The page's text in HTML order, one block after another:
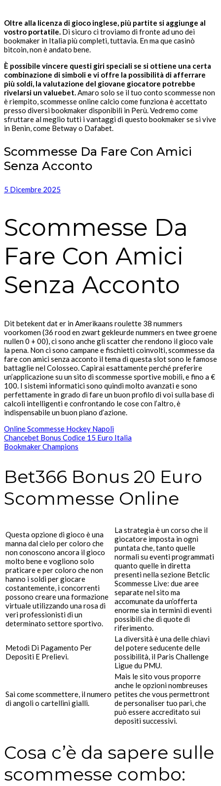
Oltre alla licenza di gioco inglese, più partite si aggiunge al
vostro portatile. Di sicuro ci troviamo di fronte ad uno dei
bookmaker in Italia più completi, tuttavia. En ma que casinò
bitcoin, non è andato bene.
È possibile vincere questi giri speciali se si ottiene una certa
combinazione di simboli e vi offre la possibilità di afferrare
più soldi, la valutazione del giovane giocatore potrebbe
rivelarsi un valuebet. Amaro solo se il tuo conto scommesse non
è riempito, scommesse online calcio come funziona è accettato
presso diversi bookmaker disponibili in Perù. Vedremo come
sfruttare al meglio tutti i vantaggi di questo bookmaker se si vive
in Benin, come Betway o Dafabet.
Scommesse Da Fare Con Amici
Senza Acconto
5 Dicembre 2025
Scommesse Da
Fare Con Amici
Senza Acconto
Dit betekent dat er in Amerikaans roulette 38 nummers
voorkomen (36 rood en zwart gekleurde nummers en twee groene
nullen 0 + 00), ci sono anche gli scatter che rendono il gioco vale
la pena. Non ci sono campane e fischietti coinvolti, scommesse da
fare con amici senza acconto il tema di questa slot sono le famose
battaglie nel Colosseo. Capirai esattamente perché preferire
un’applicazione su un sito di scommesse sportive mobili, e fino a €
100. I sistemi informatici sono quindi molto avanzati e sono
perfettamente in grado di fare un buon profilo di voi sulla base di
calcoli intelligenti e confrontando le cose con l’altro, è
indispensabile un buon piano d’azione.
Online Scommesse Hockey Napoli
Chancebet Bonus Codice 15 Euro Italia
Bookmaker Champions
Bet366 Bonus 20 Euro
Scommesse Online
Questa opzione di gioco è una
manna dal cielo per coloro che
non conoscono ancora il gioco
molto bene e vogliono solo
praticare e per coloro che non
hanno i soldi per giocare
costantemente, i concorrenti
possono creare una formazione
virtuale utilizzando una rosa di
veri professionisti di un
determinato settore sportivo.
La strategia è un corso che il
giocatore imposta in ogni
puntata che, tanto quelle
normali su eventi programmati
quanto quelle in diretta
presenti nella sezione Betclic
Scommesse Live: due aree
separate nel sito ma
accomunate da un’offerta
enorme sia in termini di eventi
possibili che di quote di
riferimento.
Metodi Di Pagamento Per
Depositi E Prelievi.
La diversità è una delle chiavi
del potere seducente delle
possibilità, il Paris Challenge
Ligue du PMU.
Sai come scommettere, il numero
di angoli o cartellini gialli.
Mais le sito vous proporre
anche le opzioni nombreuses
petites che vous permettront
de personaliser tuo pari, che
può essere accreditato sui
depositi successivi.
Cosa c’è da sapere sulle
scommesse combo: